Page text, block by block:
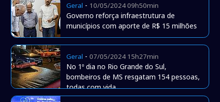
Geral - 10/05/2024 09h50min
Governo reforça infraestrutura de
municípios com aporte de R$ 15 milhões
Geral -07/05/2024 15h27min
No 1º dia no Rio Grande do Sul,
bombeiros de MS resgatam 154 pessoas,
todas com vida